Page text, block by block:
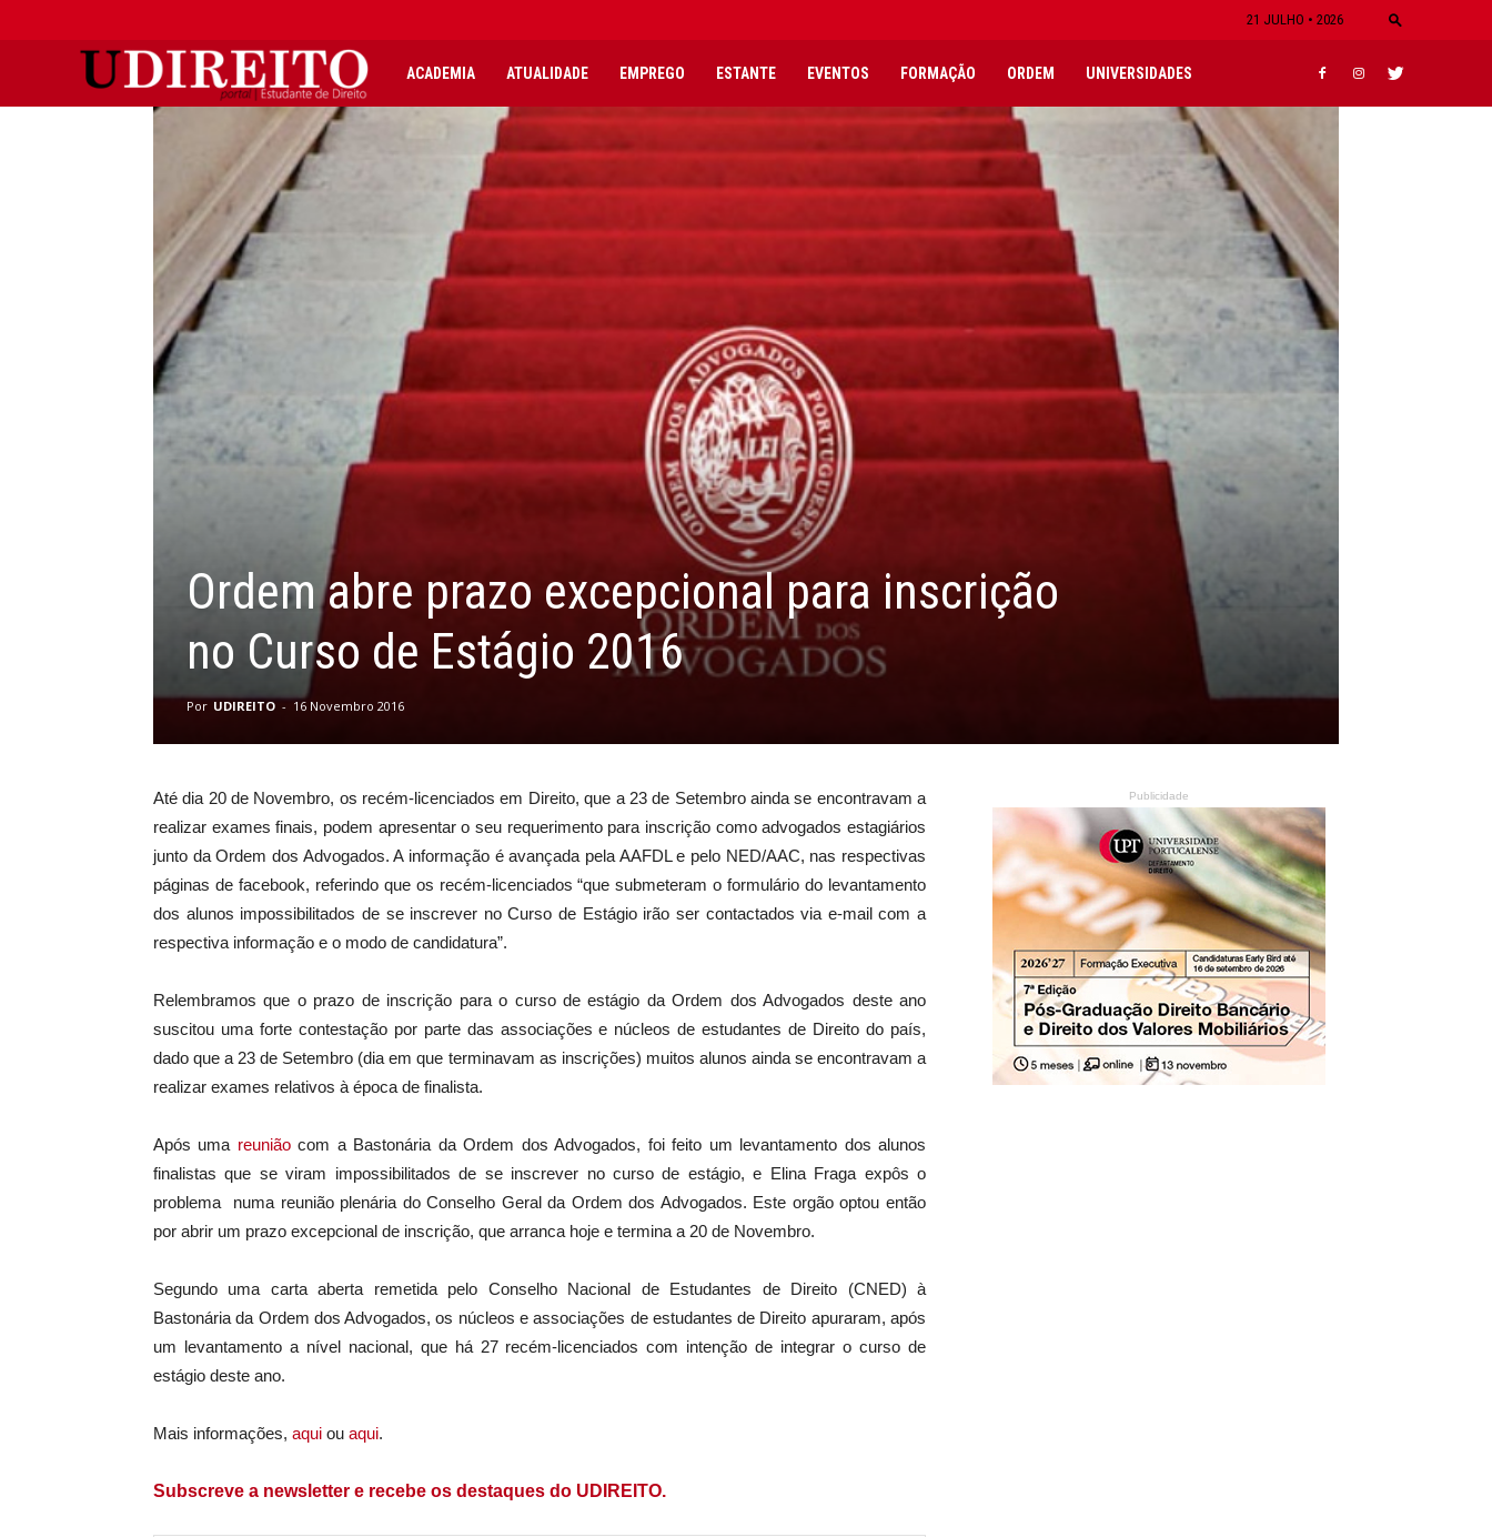
21 JULHO • 2026
UDIREITO
Estudante
de
Direito
ACADEMIA ATUALIDADE EMPREGO ESTANTE EVENTOS FORMAÇÃO ORDEM UNIVERSIDADES
Ordem abre prazo excepcional para inscrição
no Curso de Estágio 2016
Por UDIREITO - 16 Novembro 2016
Até dia 20 de Novembro, os recém-licenciados em Direito, que a 23 de Setembro ainda se encontravam a
realizar exames finais, podem apresentar o seu requerimento para inscrição como advogados estagiários
junto da Ordem dos Advogados. A informação é avançada pela AAFDL e pelo NED/AAC, nas respectivas
páginas de facebook, referindo que os recém-licenciados “que submeteram o formulário do levantamento
dos alunos impossibilitados de se inscrever no Curso de Estágio irão ser contactados via e-mail com a
respectiva informação e o modo de candidatura”.
Relembramos que o prazo de inscrição para o curso de estágio da Ordem dos Advogados deste ano
suscitou uma forte contestação por parte das associações e núcleos de estudantes de Direito do país,
dado que a 23 de Setembro (dia em que terminavam as inscrições) muitos alunos ainda se encontravam a
realizar exames relativos à época de finalista.
Após uma reuniãocom a Bastonária da Ordem dos Advogados, foi feito um levantamento dos alunos
finalistas que se viram impossibilitados de se inscrever no curso de estágio, e Elina Fraga expôs o
problema numa reunião plenária do Conselho Geral da Ordem dos Advogados. Este orgão optou então
por abrir um prazo excepcional de inscrição, que arranca hoje e termina a 20 de Novembro.
Segundo uma carta aberta remetida pelo Conselho Nacional de Estudantes de Direito (CNED) à
Bastonária da Ordem dos Advogados, os núcleos e associações de estudantes de Direito apuraram, após
um levantamento a nível nacional, que há 27 recém-licenciados com intenção de integrar o curso de
estágio deste ano.
Mais informações, aqui ou aqui.
Subscreve a newsletter e recebe os destaques do UDIREITO.
Publicidade